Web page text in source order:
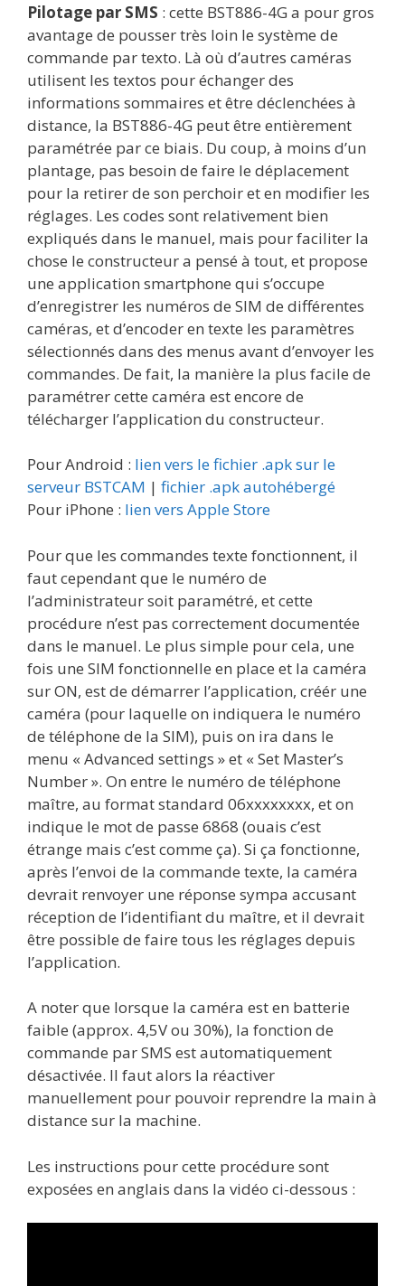
Pilotage par SMS : cette BST886-4G a pour gros
avantage de pousser très loin le système de
commande par texto. Là où d’autres caméras
utilisent les textos pour échanger des
informations sommaires et être déclenchées à
distance, la BST886-4G peut être entièrement
paramétrée par ce biais. Du coup, à moins d’un
plantage, pas besoin de faire le déplacement
pour la retirer de son perchoir et en modifier les
réglages. Les codes sont relativement bien
expliqués dans le manuel, mais pour faciliter la
chose le constructeur a pensé à tout, et propose
une application smartphone qui s’occupe
d’enregistrer les numéros de SIM de différentes
caméras, et d’encoder en texte les paramètres
sélectionnés dans des menus avant d’envoyer les
commandes. De fait, la manière la plus facile de
paramétrer cette caméra est encore de
télécharger l’application du constructeur.
Pour Android : lien vers le fichier .apk sur le
serveur BSTCAM | fichier .apk autohébergé
Pour iPhone : lien vers Apple Store
Pour que les commandes texte fonctionnent, il
faut cependant que le numéro de
l’administrateur soit paramétré, et cette
procédure n’est pas correctement documentée
dans le manuel. Le plus simple pour cela, une
fois une SIM fonctionnelle en place et la caméra
sur ON, est de démarrer l’application, créér une
caméra (pour laquelle on indiquera le numéro
de téléphone de la SIM), puis on ira dans le
menu « Advanced settings » et « Set Master’s
Number ». On entre le numéro de téléphone
maître, au format standard 06xxxxxxxx, et on
indique le mot de passe 6868 (ouais c’est
étrange mais c’est comme ça). Si ça fonctionne,
après l’envoi de la commande texte, la caméra
devrait renvoyer une réponse sympa accusant
réception de l’identifiant du maître, et il devrait
être possible de faire tous les réglages depuis
l’application.
A noter que lorsque la caméra est en batterie
faible (approx. 4,5V ou 30%), la fonction de
commande par SMS est automatiquement
désactivée. Il faut alors la réactiver
manuellement pour pouvoir reprendre la main à
distance sur la machine.
Les instructions pour cette procédure sont
exposées en anglais dans la vidéo ci-dessous :